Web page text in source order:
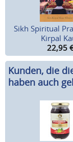
Sikh Spiritual
Kirpal
22,95
Kunden, die
haben auch